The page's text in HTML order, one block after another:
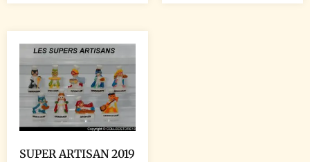
SUPER ARTISAN 2019